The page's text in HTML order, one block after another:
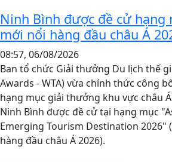
Ninh Bình được đề cử hạng
mới nổi hàng đầu châu Á
08:57, 06/08/2026
Ban tổ chức Giải thưởng Du lịch thế
Awards - WTA) vừa chính thức công
hạng mục giải thưởng khu vực châu
Ninh Bình được đề cử tại hạng mục
Emerging Tourism Destination 2026"
hàng đầu châu Á 2026).